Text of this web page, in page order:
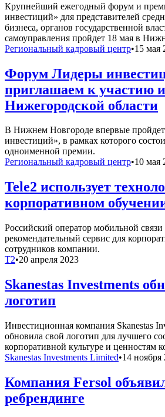
Крупнейший ежегодный форум и
инвестиций» для представителей
бизнеса, органов государственной
самоуправления пройдет 18 мая в
Региональный кадровый центр•15 мая
Форум Лидеры
приглашаем к участию
Нижегородской области
В Нижнем Новгороде впервые
инвестиций», в рамках которого
одноименной премии.
Региональный кадровый центр•10 мая
Tele2 использует
корпоративном
Российский оператор мобильной связи
рекомендательный сервис для
сотрудников компании.
T2•20 апреля 2023
Skanestas Investments
логотип
Инвестиционная компания Skanestas
обновила свой логотип для лучшего
корпоративной культуре и ценностям
Skanestas Investments Limited•14 ноября
Компания Fersol
ребрендинге